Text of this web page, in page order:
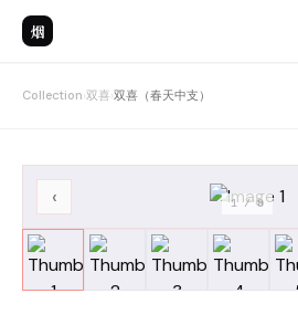
烟
Collection›双喜›双喜（春天中支）
‹ 1/8